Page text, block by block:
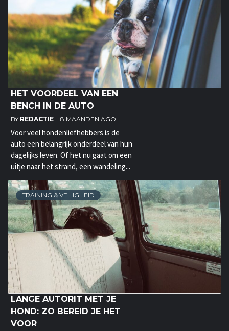
HET VOORDEEL VAN EEN
BENCH IN DE AUTO
BY REDACTIE 8 MAANDEN AGO
Voor veel hondenliefhebbers is de
auto een belangrijk onderdeel van hun
dagelijks leven. Of het nu gaat om een
uitje naar het strand, een wandeling...
TRAINING & VEILIGHEID
LANGE AUTORIT MET JE
HOND: ZO BEREID JE HET
VOOR